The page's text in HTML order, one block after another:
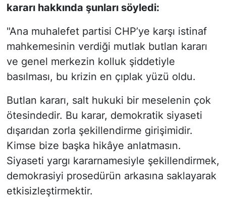
kararı hakkında şunları söyledi:
"Ana muhalefet partisi CHP’ye karşı istinaf
mahkemesinin verdiği mutlak butlan kararı
ve genel merkezin kolluk şiddetiyle
basılması, bu krizin en çıplak yüzü oldu.
Butlan kararı, salt hukuki bir meselenin çok
ötesindedir. Bu karar, demokratik siyaseti
dışarıdan zorla şekillendirme girişimidir.
Kimse bize başka hikâye anlatmasın.
Siyaseti yargı kararnamesiyle şekillendirmek,
demokrasiyi prosedürün arkasına saklayarak
etkisizleştirmektir.